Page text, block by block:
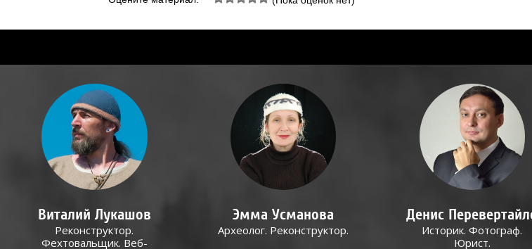
Виталий Лукашов
Реконструктор.
Фехтовальщик. Веб-
Эмма Усманова
Археолог. Реконструктор.
Денис
Историк. Фотограф.
Юрист.